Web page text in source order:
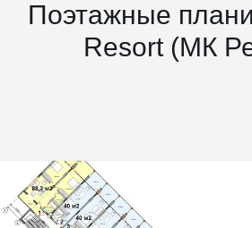
Поэтажные
Resort (МК